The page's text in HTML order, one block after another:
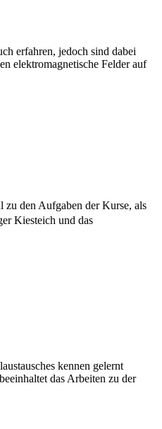
erfahren, jedoch sind dabei
elektromagnetische Felder auf
den Aufgaben der Kurse, als
Kiesteich und das
kennen gelernt
das Arbeiten zu der